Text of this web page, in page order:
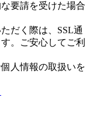
要請を受けた場合
だく際は、SSL通
。ご安心してご利
人情報の取扱いを